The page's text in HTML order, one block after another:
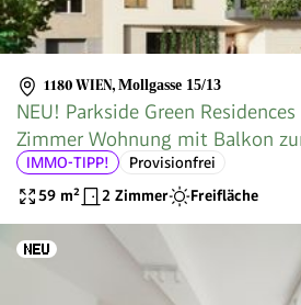
1180 WIEN, Mollgasse 15/13
NEU! Parkside Green
Zimmer Wohnung mit Balkon
Innenhof | Wohnen am Park
IMMO-TIPP!
Provisionfrei
59 m² 2 Zimmer Freifläche